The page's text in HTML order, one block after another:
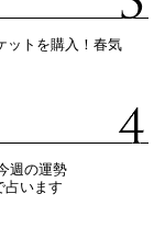
ットを購入！春気
週の運勢
占います